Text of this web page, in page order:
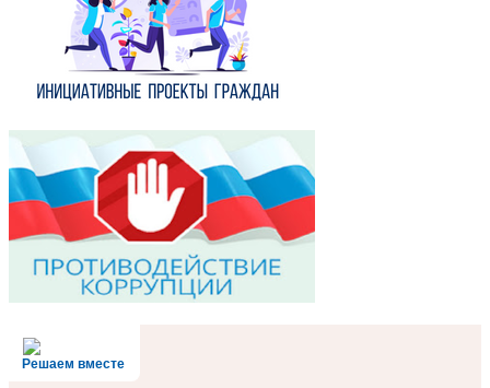
Решаем вместе